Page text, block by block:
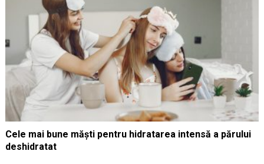
Cele mai bune măști pentru hidratarea intensă a părului
deshidratat